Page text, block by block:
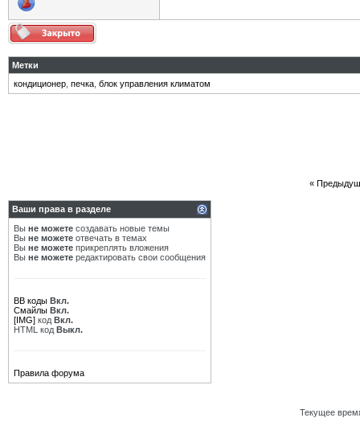
Метки
кондиционер печка блок управления климатом
«
Ваши права в разделе
Вы не можете создавать новые темы
Вы не можете отвечать в темах
Вы не можете прикреплять вложения
Вы не можете редактировать свои сообщения
BB коды Вкл.
Смайлы Вкл.
[IMG] код Вкл.
HTML код Выкл.
Правила форума
Текущее